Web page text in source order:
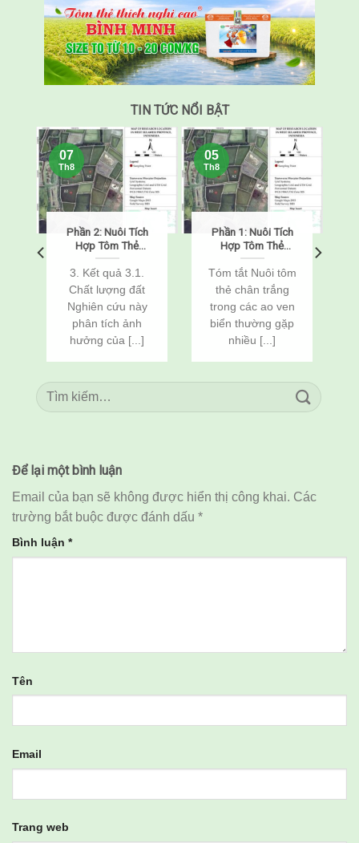
TIN TỨC NỔI BẬT
Phần 2: Nuôi Tích
Hợp Tôm Thẻ
Chân Trắng
(Penaeus
vannamei) Và Cá
Rô Phi
(Oreochromis
niloticus) Thông
Qua Cải Tạo Đất
3. Kết quả 3.1.
Chất lượng đất
Nghiên cứu này
phân tích ảnh
hưởng của [...]
07
Th8
Phần 1: Nuôi Tích
Hợp Tôm Thẻ
Chân Trắng
(Penaeus
vannamei) Và Cá
Rô Phi
(Oreochromis
niloticus) Thông
Qua Cải Tạo Đất
Tóm tắt Nuôi tôm
thẻ chân trắng
trong các ao ven
biển thường gặp
nhiều [...]
05
Th8
Để lại một bình luận
Email của bạn sẽ không được hiển thị công khai. Các
trường bắt buộc được đánh dấu *
Bình luận *
Tên
Email
Trang web